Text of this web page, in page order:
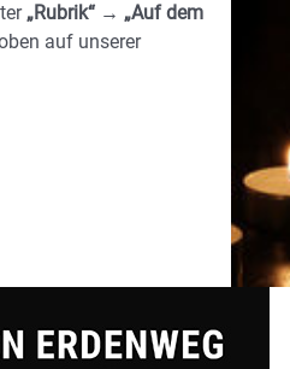
„Rubrik“ → „Auf dem
auf unserer